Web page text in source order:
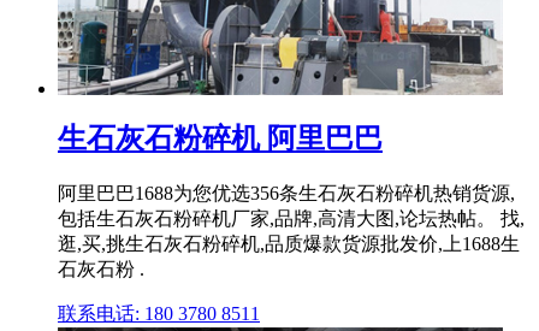
生石灰石粉碎机 阿里巴巴
阿里巴巴1688为您优选356条生石灰石粉碎机热销货源,
包括生石灰石粉碎机厂家,品牌,高清大图,论坛热帖。 找,
逛,买,挑生石灰石粉碎机,品质爆款货源批发价,上1688生
石灰石粉 .
联系电话: 180 3780 8511